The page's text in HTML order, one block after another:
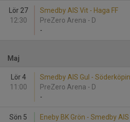
Lör 27
12:30
Smedby AIS Vit - Haga FF
PreZero Arena - D
-
Maj
Lör 4
11:00
Smedby AIS Gul -
PreZero Arena - D
-
Sön 5
Eneby BK Grön - Smedby